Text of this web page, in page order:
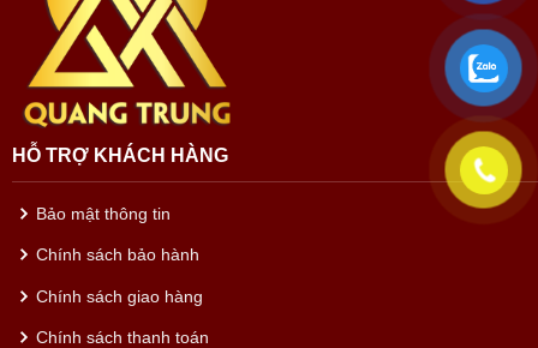
HỖ TRỢ KHÁCH HÀNG
Bảo mật thông tin
Chính sách bảo hành
Chính sách giao hàng
Chính sách thanh toán